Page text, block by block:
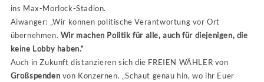
ins Max-Morlock-Stadion.
Aiwanger: „Wir können politische Verantwortung vor Ort
übernehmen. Wir machen Politik für alle, auch für diejenigen, die
keine Lobby haben.“
Auch in Zukunft distanzieren sich die FREIEN WÄHLER von
Großspenden von Konzernen. „Schaut genau hin, wo ihr Euer